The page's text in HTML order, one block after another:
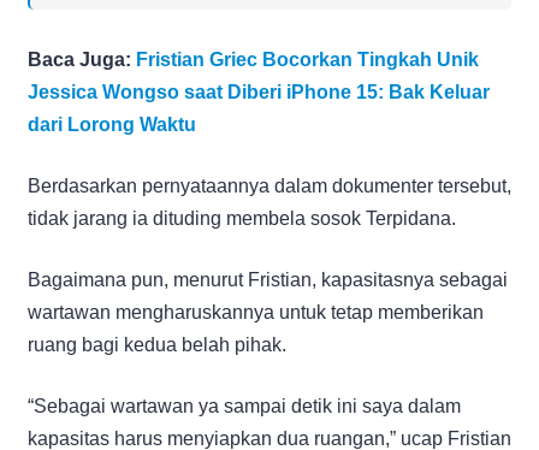
Baca Juga: Fristian Griec Bocorkan Tingkah Unik
Jessica Wongso saat Diberi iPhone 15: Bak Keluar
dari Lorong Waktu
Berdasarkan pernyataannya dalam dokumenter tersebut,
tidak jarang ia dituding membela sosok Terpidana.
Bagaimana pun, menurut Fristian, kapasitasnya sebagai
wartawan mengharuskannya untuk tetap memberikan
ruang bagi kedua belah pihak.
“Sebagai wartawan ya sampai detik ini saya dalam
kapasitas harus menyiapkan dua ruangan,” ucap Fristian